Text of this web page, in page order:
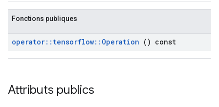
Fonctions publiques
operator:: tensorflow:: Operation () const
Attributs publics